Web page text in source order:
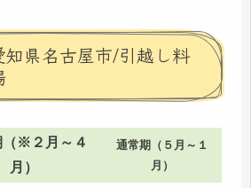
県名古屋市/引越し料
（※２月～４
月）
通常期（５月～１
月）